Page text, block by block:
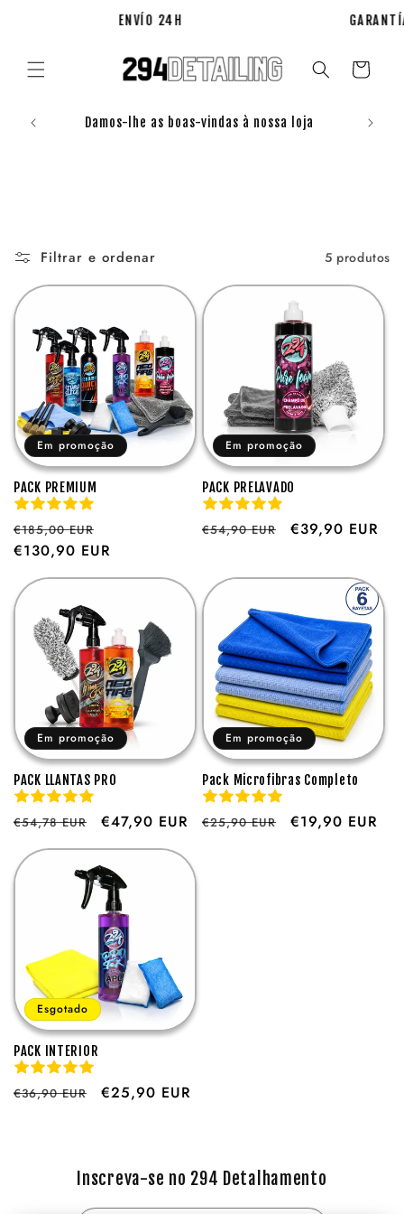
ENVÍO 24H
Carrinho
Damos-lhe as boas-vindas à nossa loja
Filtrar e ordenar 5 produtos
Em promoção
PACK PREMIUM
Preço
normal
€185,00 EUR
de
saldo
€130,90 EUR
Em promoção
PACK PRELAVADO
Preço
€54,90 EUR
Preço
saldo
€39,90 EUR
Em promoção
PACK LLANTAS PRO
Preço
normal
€54,78 EUR
Preço
de
saldo
€47,90 EUR
Em promoção
Pack Microfibras Completo
Preço
€25,90 EUR
Preço
€19,90 EUR
Esgotado
PACK INTERIOR
Preço
€36,90 EUR
Preço
€25,90 EUR
Inscreva-se no 294 Detalhamento